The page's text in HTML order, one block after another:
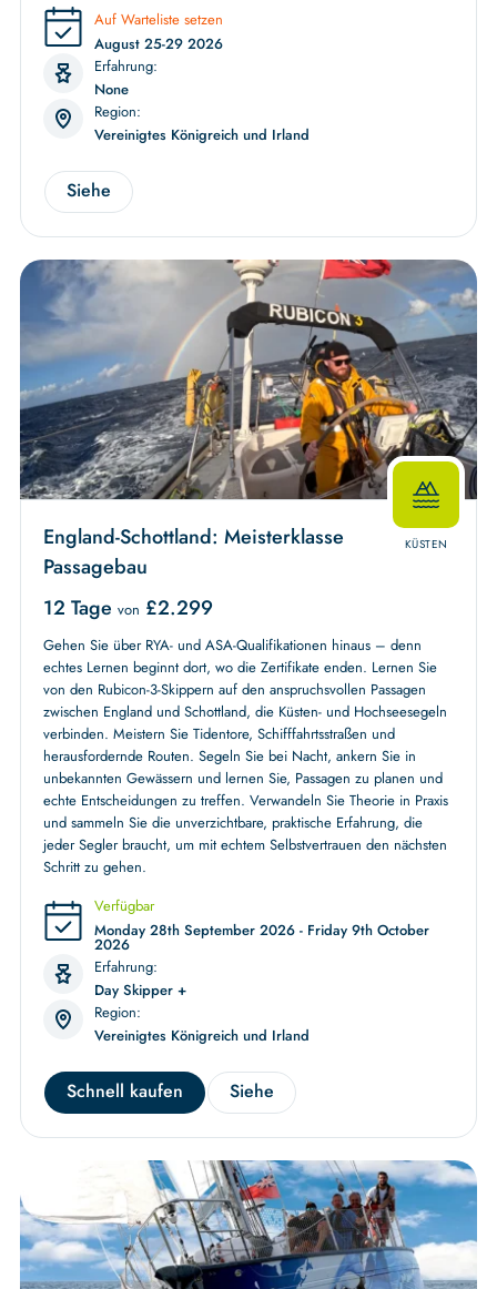
Auf Warteliste setzen
August 25-29 2026
Erfahrung:
None
Region:
Vereinigtes Königreich und Irland
Siehe
KÜSTEN
England-Schottland: Meisterklasse
Passagebau
12 Tage von £2.299
Gehen Sie über RYA- und ASA-Qualifikationen hinaus – denn
echtes Lernen beginnt dort, wo die Zertifikate enden. Lernen Sie
von den Rubicon-3-Skippern auf den anspruchsvollen Passagen
zwischen England und Schottland, die Küsten- und Hochseesegeln
verbinden. Meistern Sie Tidentore, Schifffahrtsstraßen und
herausfordernde Routen. Segeln Sie bei Nacht, ankern Sie in
unbekannten Gewässern und lernen Sie, Passagen zu planen und
echte Entscheidungen zu treffen. Verwandeln Sie Theorie in Praxis
und sammeln Sie die unverzichtbare, praktische Erfahrung, die
jeder Segler braucht, um mit echtem Selbstvertrauen den nächsten
Schritt zu gehen.
Verfügbar
Monday 28th September 2026 - Friday 9th October
2026
Erfahrung:
Day Skipper +
Region:
Vereinigtes Königreich und Irland
Schnell kaufen Siehe